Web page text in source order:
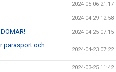
2024-05-06 21:17
2024-04-29 12:58
2024-04-25 07:15
parasport och
2024-04-23 07:22
2024-03-25 11:42